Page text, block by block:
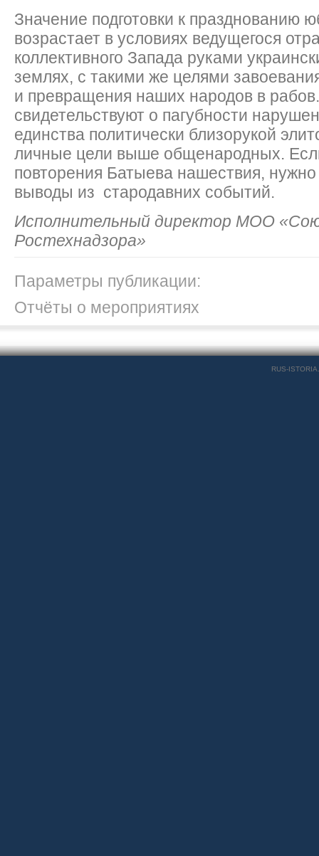
Значение подготовки к празднованию
возрастает в условиях ведущегося
коллективного Запада руками
землях, с такими же целями
и превращения наших народов в
свидетельствуют о пагубности
единства политически близорукой
личные цели выше общенародных.
повторения Батыева нашествия,
выводы из стародавних событий.
Исполнительный директор МОО
Ростехнадзора» В. В.
Параметры публикации:
Отчёты о мероприятиях
RUS-